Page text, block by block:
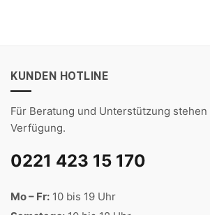
KUNDEN HOTLINE
Für Beratung und Unterstützung
Verfügung.
0221 423 15 170
Mo – Fr: 10 bis 19 Uhr